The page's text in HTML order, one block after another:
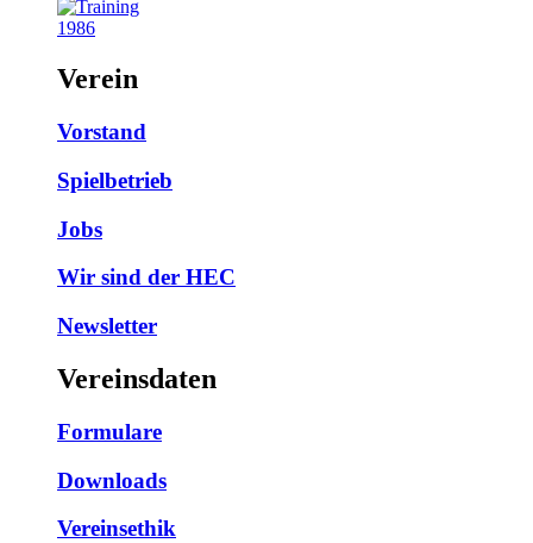
1986
Verein
Vorstand
Spielbetrieb
Jobs
Wir sind der HEC
Newsletter
Vereinsdaten
Formulare
Downloads
Vereinsethik